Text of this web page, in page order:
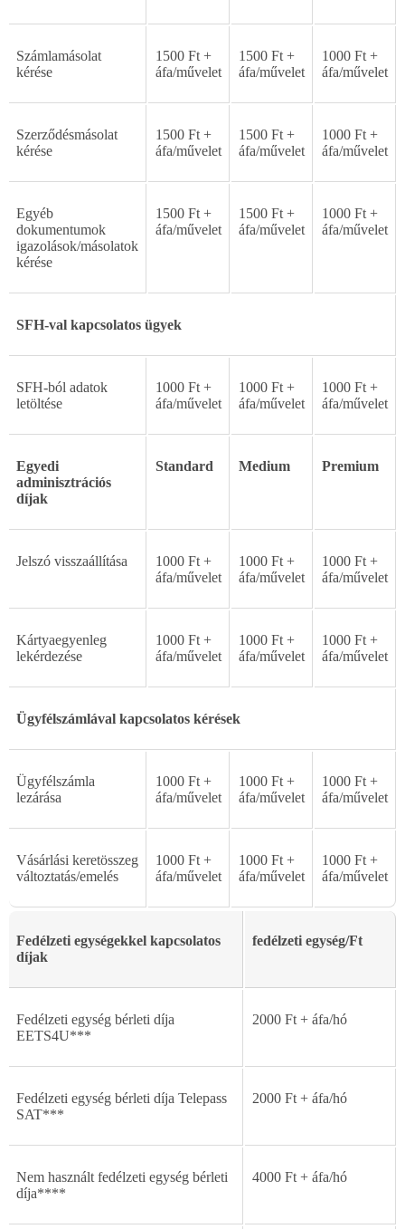
Számlamásolat
kérése
1500 Ft +
áfa/művelet
1500 Ft +
áfa/művelet
1000 Ft +
áfa/művelet
Szerződésmásolat
kérése
1500 Ft +
áfa/művelet
1500 Ft +
áfa/művelet
1000 Ft +
áfa/művelet
Egyéb
dokumentumok
igazolások/másolatok
kérése
1500 Ft +
áfa/művelet
1500 Ft +
áfa/művelet
1000 Ft +
áfa/művelet
SFH-val kapcsolatos ügyek
SFH-ból adatok
letöltése
1000 Ft +
áfa/művelet
1000 Ft +
áfa/művelet
1000 Ft +
áfa/művelet
Egyedi
adminisztrációs
díjak
Standard Medium Premium
Jelszó visszaállítása 1000 Ft +
áfa/művelet
1000 Ft +
áfa/művelet
1000 Ft +
áfa/művelet
Kártyaegyenleg
lekérdezése
1000 Ft +
áfa/művelet
1000 Ft +
áfa/művelet
1000 Ft +
áfa/művelet
Ügyfélszámlával kapcsolatos kérések
Ügyfélszámla
lezárása
1000 Ft +
áfa/művelet
1000 Ft +
áfa/művelet
1000 Ft +
áfa/művelet
Vásárlási keretösszeg
változtatás/emelés
1000 Ft +
áfa/művelet
1000 Ft +
áfa/művelet
1000 Ft +
áfa/művelet
Fedélzeti egységekkel kapcsolatos
díjak
fedélzeti egység/Ft
Fedélzeti egység bérleti díja
EETS4U***
2000 Ft + áfa/hó
Fedélzeti egység bérleti díja Telepass
SAT***
2000 Ft + áfa/hó
Nem használt fedélzeti egység bérleti
díja****
4000 Ft + áfa/hó